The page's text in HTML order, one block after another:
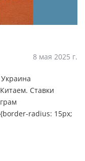
8 мая 2025 г.
Ставки
radius: 15px;